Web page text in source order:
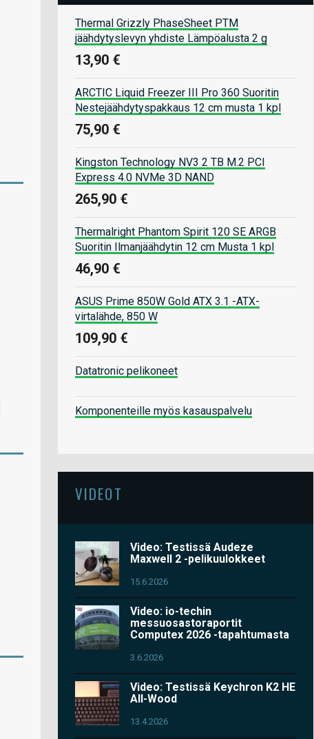
Thermal Grizzly PhaseSheet PTM
jäähdytyslevyn yhdiste Lämpöalusta 2 g
13,90 €
ARCTIC Liquid Freezer III Pro 360 Suoritin
Nestejäähdytyspakkaus 12 cm musta 1 kpl
75,90 €
Kingston Technology NV3 2 TB M.2 PCI
Express 4.0 NVMe 3D NAND
265,90 €
Thermalright Phantom Spirit 120 SE ARGB
Suoritin Ilmanjäähdytin 12 cm Musta 1 kpl
46,90 €
ASUS Prime 850W Gold ATX 3.1 -ATX-
virtalähde, 850 W
109,90 €
Datatronic pelikoneet
Komponenteille myös kasauspalvelu
VIDEOT
Video: Testissä Audeze
Maxwell 2 -pelikuulokkeet
15.6.2026
Video: io-techin
messuosastoraportit
Computex 2026 -tapahtumasta
3.6.2026
Video: Testissä Keychron K2 HE
All-Wood
13.4.2026